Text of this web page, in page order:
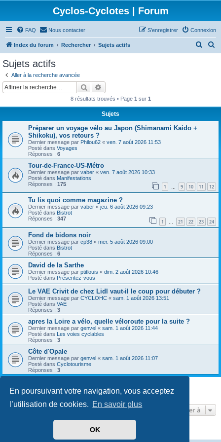
En poursuivant votre navigation, vous acceptez
l’utilisation de cookies. En savoir plus
OK
Cyclos-Cyclotes | Forum
FAQ Nous contacter Connexion
S’enregistrer
Index du forum Rechercher Sujets actifs
Sujets actifs
Aller à la recherche avancée
Rechercher
8 résultats trouvés • Page 1 sur 1
Sujets
Préparer un voyage vélo au Japon (Shimanami Kaido +
Shikoku), vos retours ?
Dernier message par Philou62 « ven. 7 août 2026 11:53
Posté dans Voyages
Réponses : 6
Tour-de-France-US-Métro
Dernier message par vaber « ven. 7 août 2026 10:33
Posté dans Manifestations
Réponses : 175 1 9 10 11 12
Tu lis quoi comme magazine ?
Dernier message par vaber « jeu. 6 août 2026 09:23
Posté dans Bistrot
Réponses : 347 1 … 21 22 23 24
Fond de bidons noir
Dernier message par cp38 « mer. 5 août 2026 09:00
Posté dans Bistrot
Réponses : 6
David de la Sarthe
Dernier message par ptitlouis « dim. 2 août 2026 10:46
Posté dans Présentez-vous
Le VAE Crivit de chez Lidl vaut-il le coup pour débuter ?
Dernier message par CYCLOHC « sam. 1 août 2026 13:51
Posté dans VAE
Réponses : 3
apres la Loire a vélo, quelle véloroute pour la suite ?
Dernier message par genvel « sam. 1 août 2026 11:44
Posté dans Les voies cyclables
Réponses : 3
Côte d'Opale
Dernier message par genvel « sam. 1 août 2026 11:07
Posté dans Cyclotourisme
Réponses : 3
8 résultats trouvés • Page1sur1
Aller à
phpBB ® Forum Software © phpBB Limited
phpBB-fr.com